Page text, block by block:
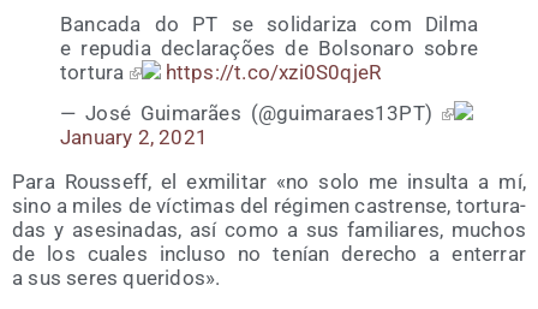
Ban­ca­da do PT se soli­da­ri­za com Dil­ma
e repu­dia decla­rações de Bol­so­na­ro sobre
tor­tu­ra
https://t.co/xzi0S0qjeR
— José Gui­ma­rães (@guimaraes13PT)
January 2, 2021
Para Rous­seff, el exmi­li­tar «no solo me insul­ta a mí,
sino a miles de víc­ti­mas del régi­men cas­tren­se, tor­tu­ra­
das y ase­si­na­das, así como a sus fami­lia­res, muchos
de los cua­les inclu­so no tenían dere­cho a ente­rrar
a sus seres queridos».